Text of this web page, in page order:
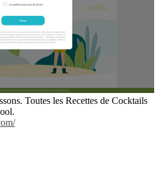
Toutes les Recettes de Cocktails